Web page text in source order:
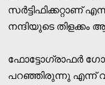
സര്‍ട്ടിഫിക്കറ്റാണ്
നന്ദിയുടെ തിളക്കം
ഫോട്ടോഗ്രാഫര്‍
പറഞ്ഞിരുന്നു എന്ന്